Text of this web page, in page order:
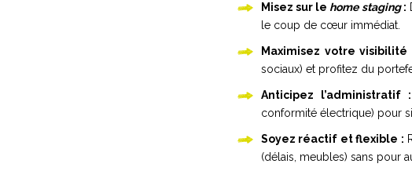
Misez sur le home staging:
le coup de cœur immédiat.
Maximisez votre visibilité
sociaux) et profitez du
Anticipez l’administratif :
conformité électrique) pour
Soyez réactif et flexible :
(délais, meubles) sans pour